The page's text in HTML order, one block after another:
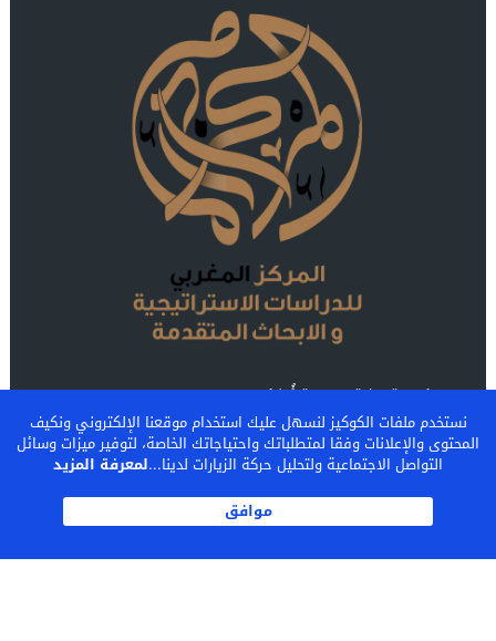
مؤسسة بحثية مستقلة أُنشئت عام 2025، تهدف إلى الإسهام
في تطوير المعرفة المتعلقة بقضايا المغرب ومحيطه، من خلال
تحليل التحديات التي يواجهها واستشراف آفاق تطوره.
نستخدم ملفات الكوكيز لنسهل عليك استخدام موقعنا الإلكتروني ونكيف
المحتوى والإعلانات وفقا لمتطلباتك واحتياجاتك الخاصة، لتوفير ميزات وسائل
التواصل الاجتماعية ولتحليل حركة الزيارات لدينا...لمعرفة المزيد
موافق